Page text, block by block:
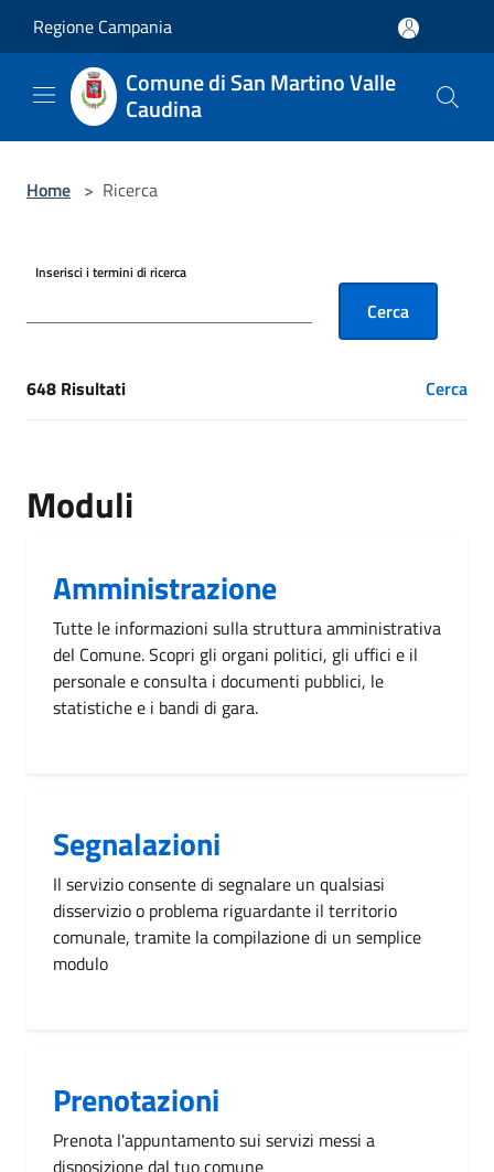
Regione Campania
Comune di San Martino Valle
Caudina
Home > Ricerca
Inserisci i termini di ricerca
Cerca
[results] Risultati
648 Risultati Cerca
Moduli
Amministrazione
Tutte le informazioni sulla struttura amministrativa
del Comune. Scopri gli organi politici, gli uffici e il
personale e consulta i documenti pubblici, le
statistiche e i bandi di gara.
Segnalazioni
Il servizio consente di segnalare un qualsiasi
disservizio o problema riguardante il territorio
comunale, tramite la compilazione di un semplice
modulo
Prenotazioni
Prenota l'appuntamento sui servizi messi a
disposizione dal tuo comune